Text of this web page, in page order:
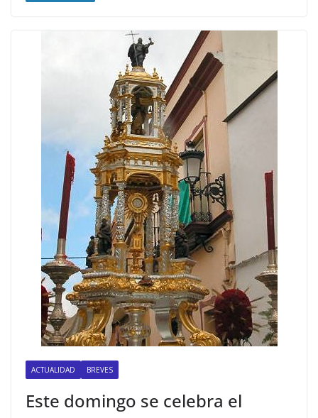
ACTUALIDAD BREVES
Este domingo se celebra el